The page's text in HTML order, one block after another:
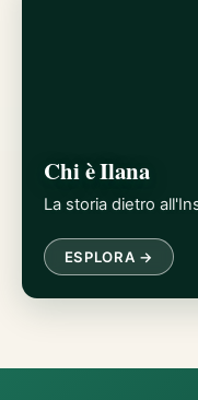
Chi è Ilana
La storia dietro
ESPLORA →